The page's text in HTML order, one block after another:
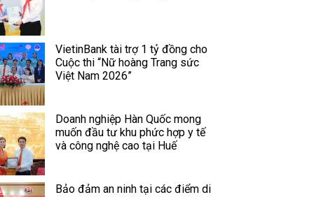
VietinBank tài trợ 1 tỷ đồng cho
Cuộc thi “Nữ hoàng Trang sức
Việt Nam 2026”
Doanh nghiệp Hàn Quốc mong
muốn đầu tư khu phức hợp y tế
và công nghệ cao tại Huế
Bảo đảm an ninh tại các điểm di